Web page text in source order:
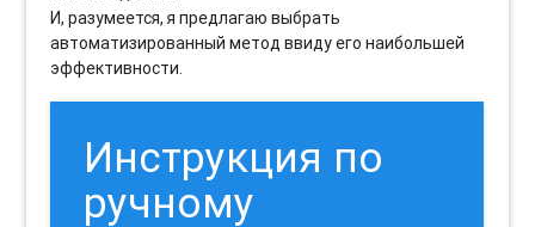
И, разумеется, я предлагаю выбрать
автоматизированный метод ввиду его наибольшей
эффективности.
Инструкция по
ручному